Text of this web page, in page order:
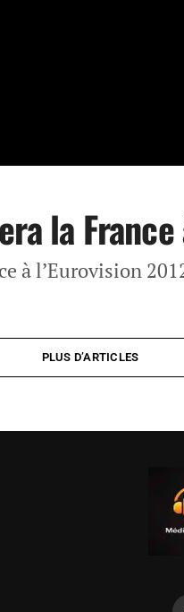
la France
à l’Eurovision
PLUS D’ARTICLES